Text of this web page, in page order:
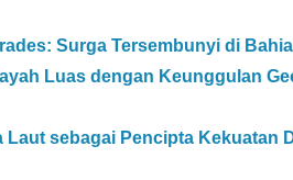
Surga Tersembunyi di Bahia
Luas dengan Keunggulan
sebagai Pencipta Kekuatan